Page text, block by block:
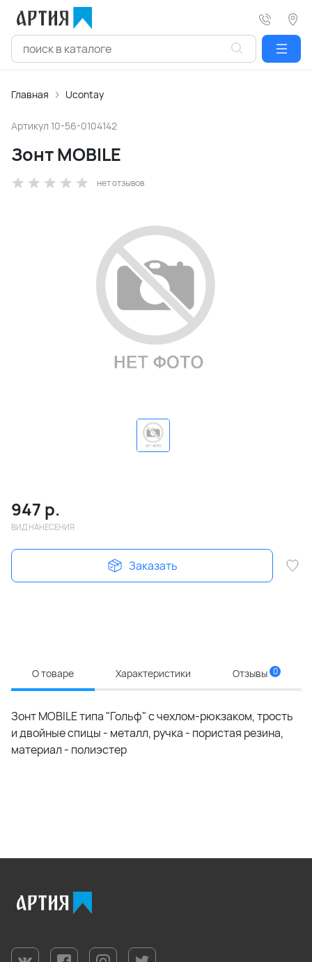
Главная Ucontay
Артикул 10-56-0104142
Зонт MOBILE
нет отзывов
947 р.
ВИД НАНЕСЕНИЯ
Заказать
О товаре Характеристики Отзывы 0
Зонт MOBILE типа "Гольф" с чехлом-рюкзаком, трость
и двойные спицы - металл, ручка - пористая резина,
материал - полиэстер